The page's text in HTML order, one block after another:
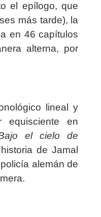
el epílogo, que
más tarde), la
en 46 capítulos
alterna, por
lineal y
equisciente en
el cielo de
de Jamal
alemán de